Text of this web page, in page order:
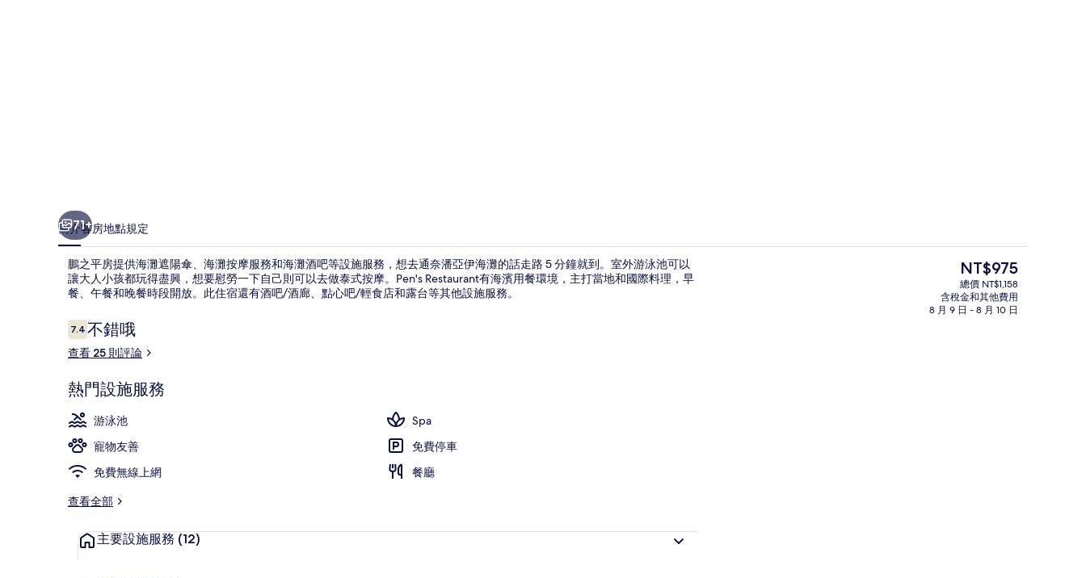
豪華洋房, 1 張標準雙人床, 冰箱, 公園
71+
簡介客房地點規定
鵬之平房提供海灘遮陽傘、海灘按摩服務和海灘酒吧等設施服務，想去通奈潘亞伊海灘的話走路 5 分鐘就到。室外游泳池可以
讓大人小孩都玩得盡興，想要慰勞一下自己則可以去做泰式按摩。Pen's Restaurant有海濱用餐環境，主打當地和國際料理，早
餐、午餐和晚餐時段開放。此住宿還有酒吧/酒廊、點心吧/輕食店和露台等其他設施服務。
評
論
7.47.4 分，滿分 10 分，
不錯哦
查看 25 則評論
熱門設施服務
游泳池
Spa
寵物友善
免費停車
免費無線上網
餐廳
查看全部
主要設施服務 (12)
目
前
的
價
NT$975
總價 NT$1,158
含稅金和其他費用
8 月 9 日 - 8 月 10 日